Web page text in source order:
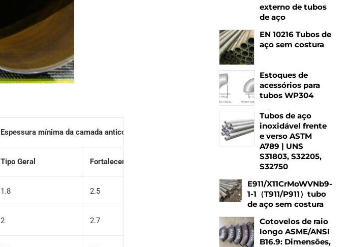
Espessura mínima da camada anticorrosiva (milímetros)
Tipo Geral Fortalecer Tipo
1.8 2.5
2 2.7
externo de tubos
de aço
EN 10216 Tubos de
aço sem costura
Estoques de
acessórios para
tubos WP304
Tubos de aço
inoxidável frente
e verso ASTM
A789 | UNS
S31803, S32205,
S32750
E911/X11CrMoWVNb9-
1-1（T911/P911）tubo
de aço sem costura
Cotovelos de raio
longo ASME/ANSI
B16.9: Dimensões,